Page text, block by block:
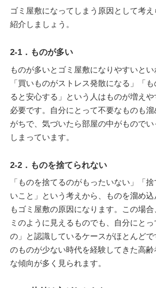
ゴミ屋敷になってしまう原因として考
紹介しましょう。
2-1．ものが多い
ものが多いとゴミ屋敷になりやすいとい
「買いものがストレス発散になる」「
ると安心する」という人はものが増え
必要です。自分にとって不要なものも
がちで、気づいたら部屋の中がもので
しまっています。
2-2．ものを捨てられない
「ものを捨てるのがもったいない」「
いこと」という考えから、ものを溜め込
もゴミ屋敷の原因になります。この場
ミのように見えるものでも、自分にと
の」と認識しているケースがほとんど
のものが少ない時代を経験してきた高齢
な傾向が多く見られます。